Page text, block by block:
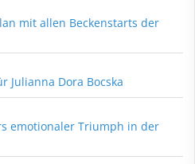
mit allen Beckenstarts der
Julianna Dora Bocska
emotionaler Triumph in der